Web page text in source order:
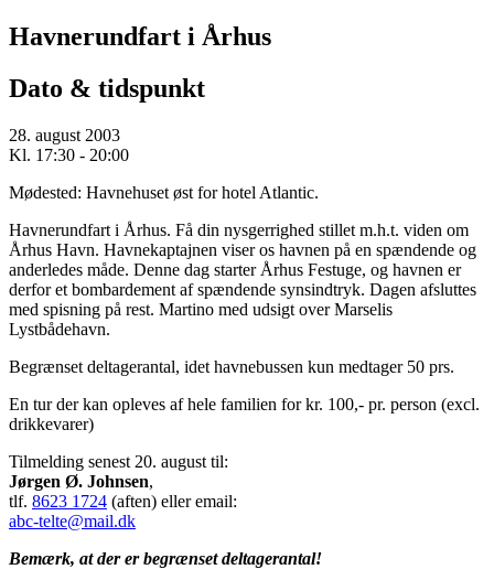
Havnerundfart i Århus
Dato & tidspunkt
28. august 2003
Kl. 17:30 - 20:00
Mødested: Havnehuset øst for hotel Atlantic.
Havnerundfart i Århus. Få din nysgerrighed stillet m.h.t. viden om
Århus Havn. Havnekaptajnen viser os havnen på en spændende og
anderledes måde. Denne dag starter Århus Festuge, og havnen er
derfor et bombardement af spændende synsindtryk. Dagen afsluttes
med spisning på rest. Martino med udsigt over Marselis
Lystbådehavn.
Begrænset deltagerantal, idet havnebussen kun medtager 50 prs.
En tur der kan opleves af hele familien for kr. 100,- pr. person (excl.
drikkevarer)
Tilmelding senest 20. august til:
Jørgen Ø. Johnsen,
tlf. 8623 1724 (aften) eller email:
abc-telte@mail.dk
Bemærk, at der er begrænset deltagerantal!